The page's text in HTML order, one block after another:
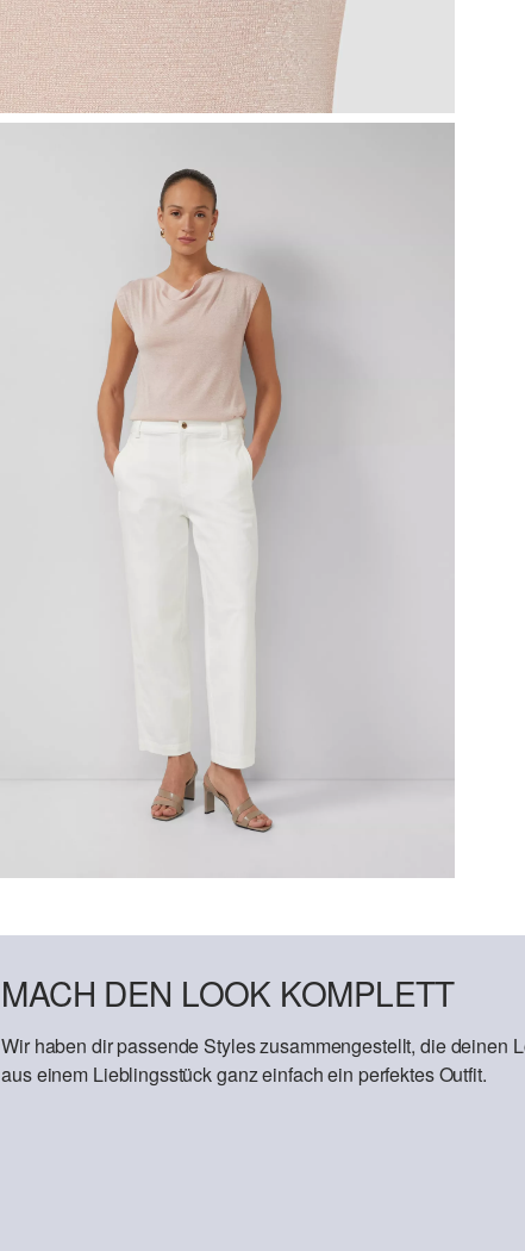
MACH DEN LOOK KOMPLETT
Wir haben dir passende Styles zusammengestellt, die deinen
aus einem Lieblingsstück ganz einfach ein perfektes Outfit.